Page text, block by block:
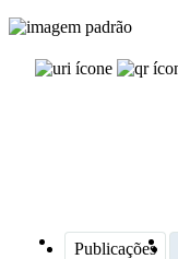
Publicações